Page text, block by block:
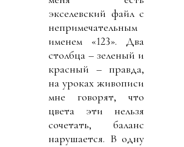
экселевский файл с
непримечательным
именем «123». Два
столбца – зеленый и
красный – правда,
на уроках живописи
мне говорят, что
цвета эти нельзя
сочетать, баланс
нарушается. В одну